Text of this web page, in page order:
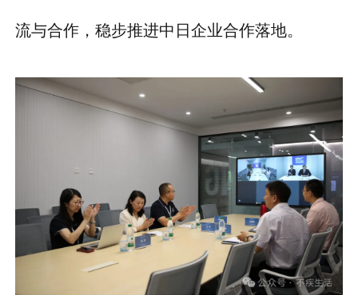
流与合作，稳步推进中日企业合作落地。